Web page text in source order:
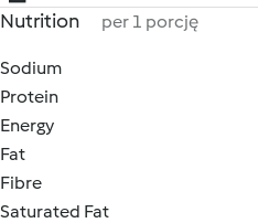
Nutrition per 1 porcję
Sodium
Protein
Energy
Fat
Fibre
Saturated Fat